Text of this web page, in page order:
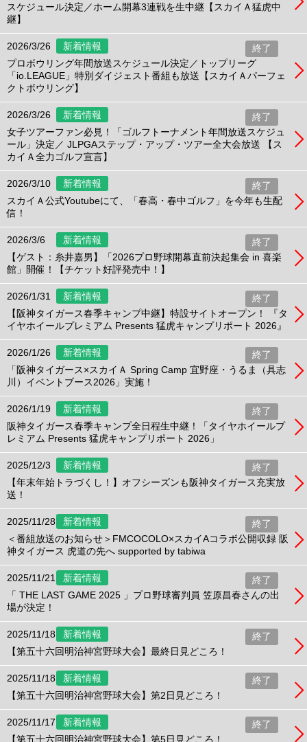
スケジュール決定／ホーム開幕3連戦を生中継【スカイＡ猛虎中
継】
2026/3/26 新着情報
終了
プロボウリング年間放送スケジュール決定／トップリーグ
「io.LEAGUE」特別ダイジェスト番組も放送【スカイＡパーフェ
クトボウリング】
2026/3/26 新着情報
終了
女子ツアーファン必見！「ゴルフトーナメント年間放送スケジュ
ール」決定／ JLPGAステップ・アップ・ツアー全大会放送 【ス
カイＡ全力ゴルフ宣言】
2026/3/10 新着情報
終了
スカイＡ公式Youtubeにて、「春高・春中ゴルフ」を今年も生配
信！
2026/3/6 新着情報
終了
【ゲスト：糸井嘉男】「2026プロ野球開幕直前決起集会 in 喜楽
館」開催！【チケット好評発売中！】
2026/1/31 新着情報
終了
【阪神タイガース春季キャンプ中継】特設サイトオープン！ 『タ
イヤホイールプレミアム Presents 猛虎キャンプリポート 2026』
2026/1/26 新着情報
終了
「阪神タイガース×スカイＡ Spring Camp 宜野座・うるま（具志
川）イベントブース2026」実施！
2026/1/19 新着情報
終了
阪神タイガース春季キャンプ全日程生中継！「タイヤホイールプ
レミアム Presents 猛虎キャンプリポート 2026」
2025/12/3 新着情報
終了
【年末年始トラづくし！】オフシーズンも阪神タイガース充実放
送！
2025/11/28 新着情報
終了
＜番組放送のお知らせ＞FMCOCOLO×スカイAコラボ公開収録 阪
神タイガース 虎道の先へ supported by tabiwa
2025/11/21 新着情報
終了
「 THE LAST GAME 2025 」プロ野球審判員 笠原昌春さんの出
場が決定！
2025/11/18 新着情報
終了
【第五十六回明治神宮野球大会】最終日見どころ！
2025/11/18 新着情報
終了
【第五十六回明治神宮野球大会】第2日見どころ！
2025/11/17 新着情報
終了
【第五十六回明治神宮野球大会】第5日見どころ！